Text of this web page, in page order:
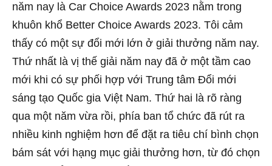
năm nay là Car Choice Awards 2023 nằm trong
khuôn khổ Better Choice Awards 2023. Tôi cảm
thấy có một sự đổi mới lớn ở giải thưởng năm nay.
Thứ nhất là vị thế giải năm nay đã ở một tầm cao
mới khi có sự phối hợp với Trung tâm Đổi mới
sáng tạo Quốc gia Việt Nam. Thứ hai là rõ ràng
qua một năm vừa rồi, phía ban tổ chức đã rút ra
nhiều kinh nghiệm hơn để đặt ra tiêu chí bình chọn
bám sát với hạng mục giải thưởng hơn, từ đó chọn